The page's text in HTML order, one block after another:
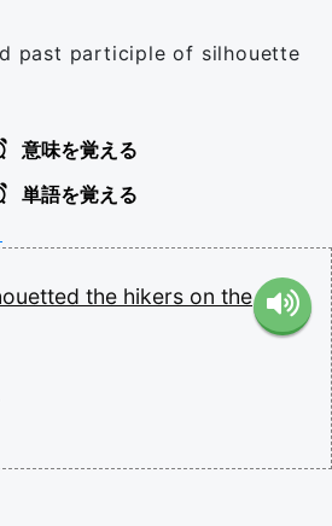
past participle of silhouette
意味を覚える
単語を覚える
the hikers on the